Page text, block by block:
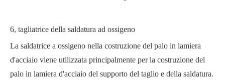
6, tagliatrice della saldatura ad ossigeno
La saldatrice a ossigeno nella costruzione del palo in lamiera
d'acciaio viene utilizzata principalmente per la costruzione del
palo in lamiera d'acciaio del supporto del taglio e della saldatura.